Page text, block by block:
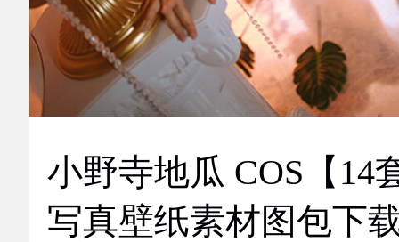
小野寺地瓜 COS【14
写真壁纸素材图包下